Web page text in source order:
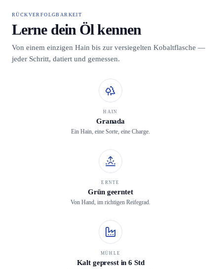
RÜCKVERFOLGBARKEIT
Lerne dein Öl kennen
Von einem einzigen Hain bis zur versiegelten Kobaltflasche —
jeder Schritt, datiert und gemessen.
HAIN
Granada
Ein Hain, eine Sorte, eine Charge.
ERNTE
Grün geerntet
Von Hand, im richtigen Reifegrad.
MÜHLE
Kalt gepresst in 6 Std